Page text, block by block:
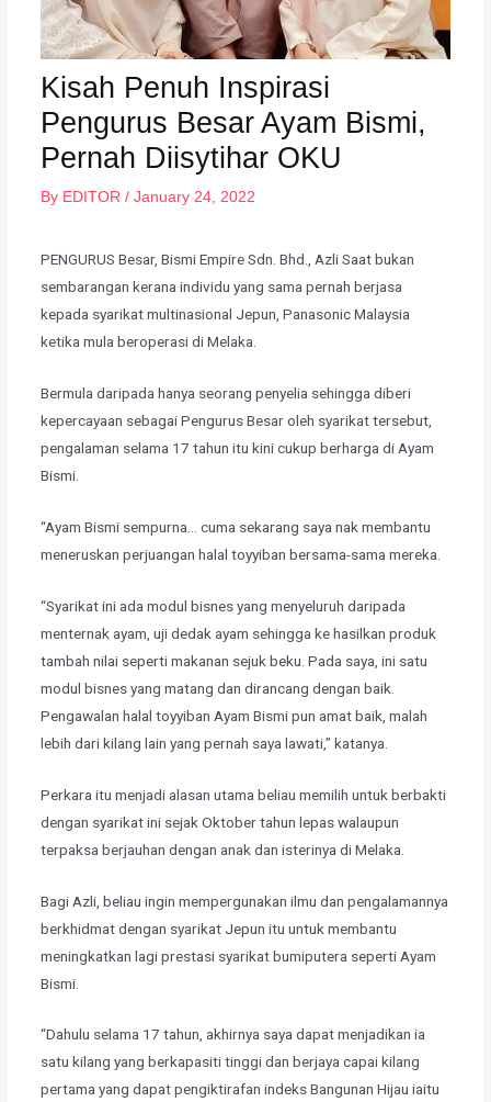
Kisah Penuh Inspirasi
Pengurus Besar Ayam Bismi,
Pernah Diisytihar OKU
By EDITOR /January 24, 2022
PENGURUS Besar, Bismi Empire Sdn. Bhd., Azli Saat bukan
sembarangan kerana individu yang sama pernah berjasa
kepada syarikat multinasional Jepun, Panasonic Malaysia
ketika mula beroperasi di Melaka.
​Bermula daripada hanya seorang penyelia sehingga diberi
kepercayaan sebagai Pengurus Besar oleh syarikat tersebut,
pengalaman selama 17 tahun itu kini cukup berharga di Ayam
Bismi.
​“Ayam Bismi sempurna… cuma sekarang saya nak membantu
meneruskan perjuangan halal toyyiban bersama-sama mereka.
​“Syarikat ini ada modul bisnes yang menyeluruh daripada
menternak ayam, uji dedak ayam sehingga ke hasilkan produk
tambah nilai seperti makanan sejuk beku. Pada saya, ini satu
modul bisnes yang matang dan dirancang dengan baik.
Pengawalan halal toyyiban Ayam Bismi pun amat baik, malah
lebih dari kilang lain yang pernah saya lawati,” katanya.
​Perkara itu menjadi alasan utama beliau memilih untuk berbakti
dengan syarikat ini sejak Oktober tahun lepas walaupun
terpaksa berjauhan dengan anak dan isterinya di Melaka.
Bagi Azli, beliau ingin mempergunakan ilmu dan pengalamannya
berkhidmat dengan syarikat Jepun itu untuk membantu
meningkatkan lagi prestasi syarikat bumiputera seperti Ayam
Bismi.
​“Dahulu selama 17 tahun, akhirnya saya dapat menjadikan ia
satu kilang yang berkapasiti tinggi dan berjaya capai kilang
pertama yang dapat pengiktirafan indeks Bangunan Hijau iaitu